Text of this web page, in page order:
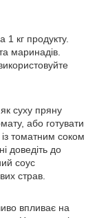
1 кг продукту.
маринадів.
суху пряну
або готувати
із томатним соком
доведіть до
соус
страв.
впливає на